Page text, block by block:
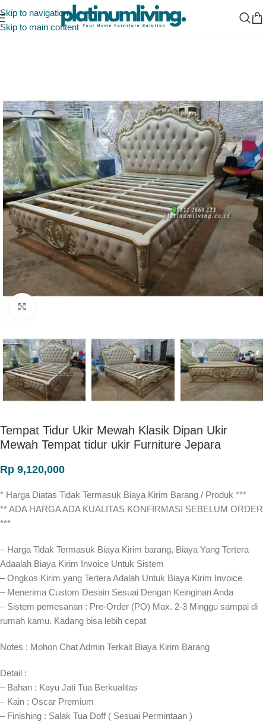
Skip to navigation
Skip to main content
Beranda/Tempat Tidur
Tempat Tidur Ukir Mewah Klasik Dipan Ukir
Mewah Tempat tidur ukir Furniture Jepara
Rp 9,120,000
* Harga Diatas Tidak Termasuk Biaya Kirim Barang / Produk ***
** ADA HARGA ADA KUALITAS KONFIRMASI SEBELUM ORDER
***
– Harga Tidak Termasuk Biaya Kirim barang, Biaya Yang Tertera
Adaalah Biaya Kirim Invoice Untuk Sistem
– Ongkos Kirim yang Tertera Adalah Untuk Biaya Kirim Invoice
– Menerima Custom Desain Sesuai Dengan Keinginan Anda
– Sistem pemesanan : Pre-Order (PO) Max. 2-3 Minggu sampai di
rumah kamu. Kadang bisa lebih cepat⁣⁣
Notes : Mohon Chat Admin Terkait Biaya Kirim Barang
Detail :
– Bahan : Kayu Jati Tua Berkualitas
– Kain : Oscar Premium
– Finishing : Salak Tua Doff ( Sesuai Permintaan )